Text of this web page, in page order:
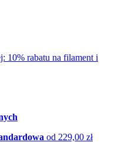
10% rabatu na filament i
od 229,00 zł